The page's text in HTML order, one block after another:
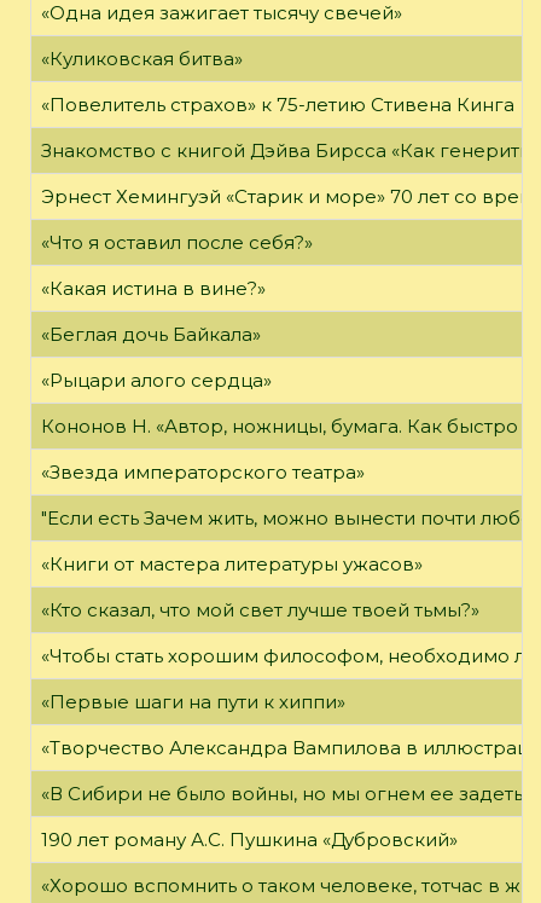
«Одна идея зажигает тысячу свечей»
«Куликовская битва»
«Повелитель страхов» к 75-летию Стивена Кинга
Знакомство с книгой Дэйва Бирсса «Как
Эрнест Хемингуэй «Старик и море» 70 лет со
«Что я оставил после себя?»
«Какая истина в вине?»
«Беглая дочь Байкала»
«Рыцари алого сердца»
Кононов Н. «Автор, ножницы, бумага. Как быстро
«Звезда императорского театра»
"Если есть Зачем жить, можно вынести почти
«Книги от мастера литературы ужасов»
«Кто сказал, что мой свет лучше твоей тьмы?»
«Чтобы стать хорошим философом, необходимо
«Первые шаги на пути к хиппи»
«Творчество Александра Вампилова в
«В Сибири не было войны, но мы огнем ее задеты»
190 лет роману А.С. Пушкина «Дубровский»
«Хорошо вспомнить о таком человеке, тотчас в